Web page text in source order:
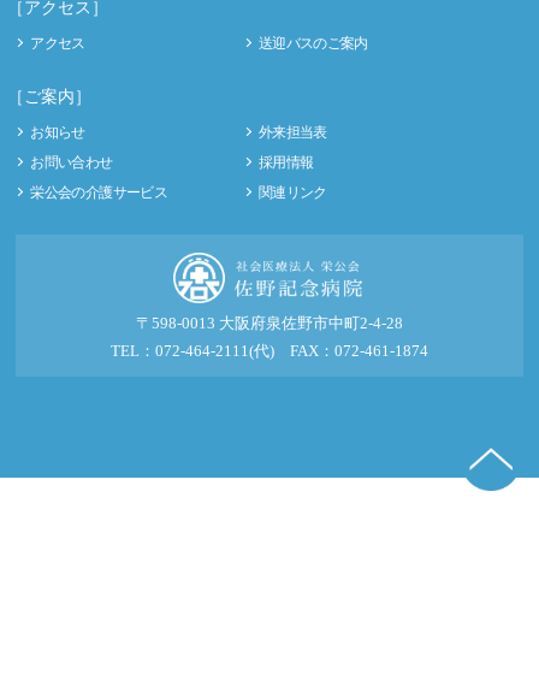
［アクセス］
アクセス 送迎バスのご案内
［ご案内］
お知らせ
外来担当表
お問い合わせ
採用情報
栄公会の介護サービス
関連リンク
〒598-0013 大阪府泉佐野市中町2-4-28
TEL：072-464-2111(代) FAX：072-461-1874